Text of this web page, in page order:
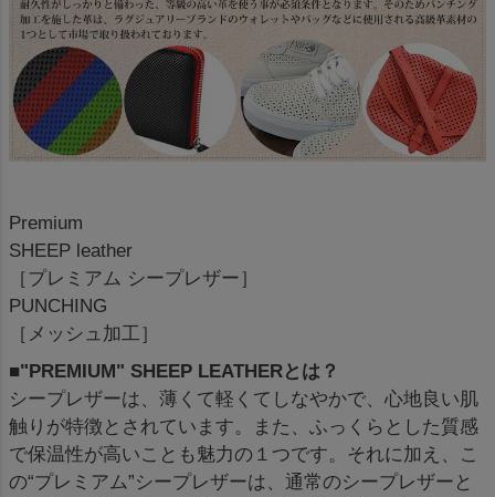
Premium
SHEEP leather
［プレミアム シープレザー］
PUNCHING
［メッシュ加工］
■"PREMIUM" SHEEP LEATHERとは？
シープレザーは、薄くて軽くてしなやかで、心地良い肌
触りが特徴とされています。また、ふっくらとした質感
で保温性が高いことも魅力の１つです。それに加え、こ
の“プレミアム”シープレザーは、通常のシープレザーと